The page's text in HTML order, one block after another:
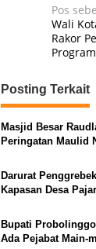
pos
Pos
Wali
Rakor
Posting Terkait
Masjid Besar
Peringatan Maulid
Darurat
Kapasan Desa
Bupati
Ada Pejabat Main-